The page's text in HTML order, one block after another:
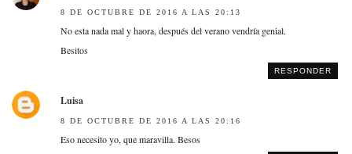
8 DE OCTUBRE DE 2016 A LAS 20:13
No esta nada mal y haora, después del verano vendría genial.
Besitos
RESPONDER
Luisa
8 DE OCTUBRE DE 2016 A LAS 20:16
Eso necesito yo, que maravilla. Besos